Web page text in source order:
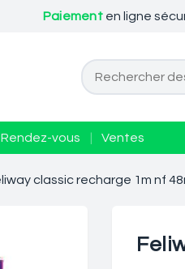
Paiement en ligne
Rendez-vous Ventes
classic recharge 1m nf